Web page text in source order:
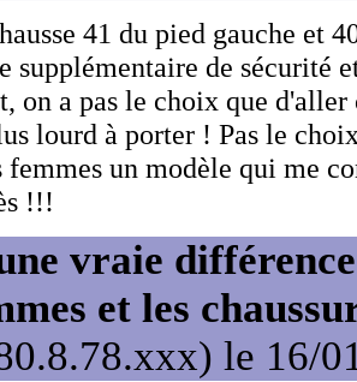
41 du pied gauche et
supplémentaire de sécurité
on a pas le choix que d'aller
lourd à porter ! Pas le
femmes un modèle qui me
!!!
vraie
et les
le 16/